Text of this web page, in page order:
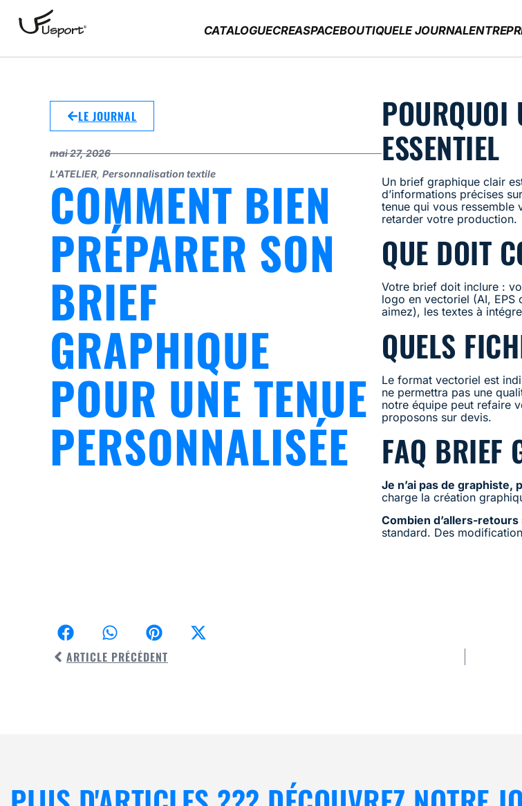
CATALOGUECREASPACEBOUTIQUELE JOURNAL
LE JOURNAL
mai 27, 2026
L'ATELIER, Personnalisation textile
COMMENT BIEN
PRÉPARER SON
BRIEF
GRAPHIQUE
POUR UNE TENUE
PERSONNALISÉE
POURQUOI
ESSENTIEL
Un brief graphique clair
d’informations précises
tenue qui vous ressemble
retarder votre production.
QUE DOIT
Votre brief doit inclure :
logo en vectoriel (AI, EPS
aimez), les textes à
QUELS
Le format vectoriel est
ne permettra pas une
notre équipe peut refaire
proposons sur devis.
FAQ BRIEF
Je n’ai pas de
charge la création
Combien d’allers-retours
standard. Des
ARTICLE PRÉCÉDENT